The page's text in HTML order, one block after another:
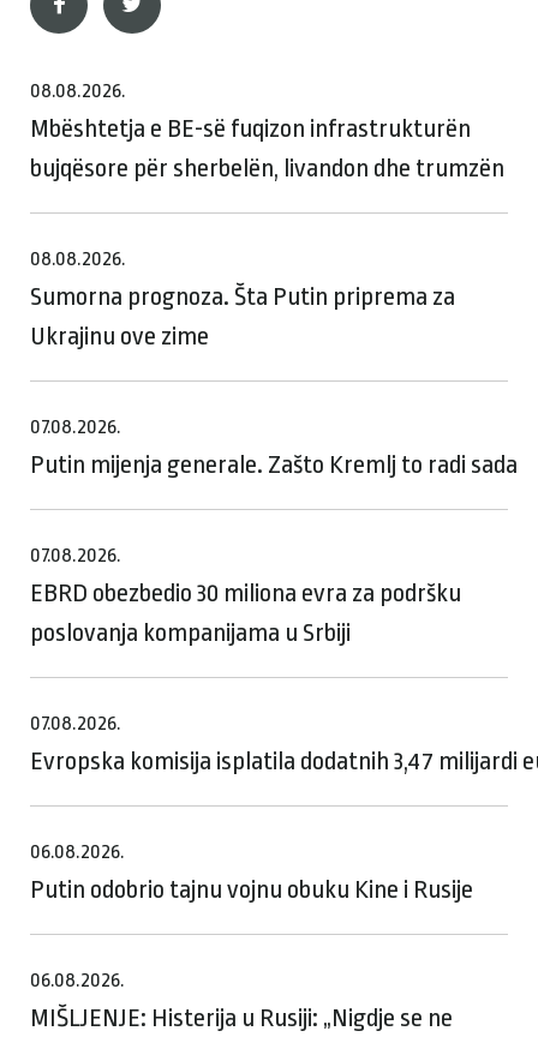
08.08.2026.
Mbështetja e BE-së fuqizon infrastrukturën
bujqësore për sherbelën, livandon dhe trumzën
08.08.2026.
Sumorna prognoza. Šta Putin priprema za
Ukrajinu ove zime
07.08.2026.
Putin mijenja generale. Zašto Kremlj to radi sada
07.08.2026.
EBRD obezbedio 30 miliona evra za podršku
poslovanja kompanijama u Srbiji
07.08.2026.
Evropska komisija isplatila dodatnih 3,47 milijardi
06.08.2026.
Putin odobrio tajnu vojnu obuku Kine i Rusije
06.08.2026.
MIŠLJENJE: Histerija u Rusiji: „Nigdje se ne